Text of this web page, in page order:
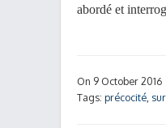
abordé et
On 9 October 2016
Tags: précocité